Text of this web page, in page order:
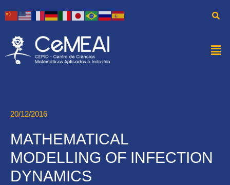
20/12/2016
MATHEMATICAL
MODELLING OF INFECTION
DYNAMICS